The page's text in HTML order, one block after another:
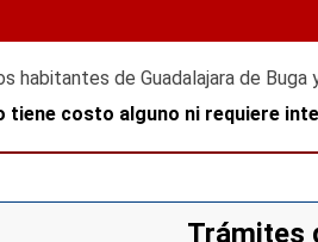
habitantes de Guadalajara de
tiene costo alguno ni requiere
Trámites